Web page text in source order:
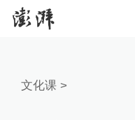
文化课>